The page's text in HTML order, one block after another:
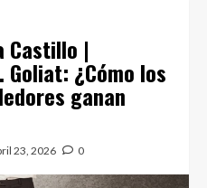
Castillo |
Goliat: ¿Cómo los
ganan
23, 2026 0